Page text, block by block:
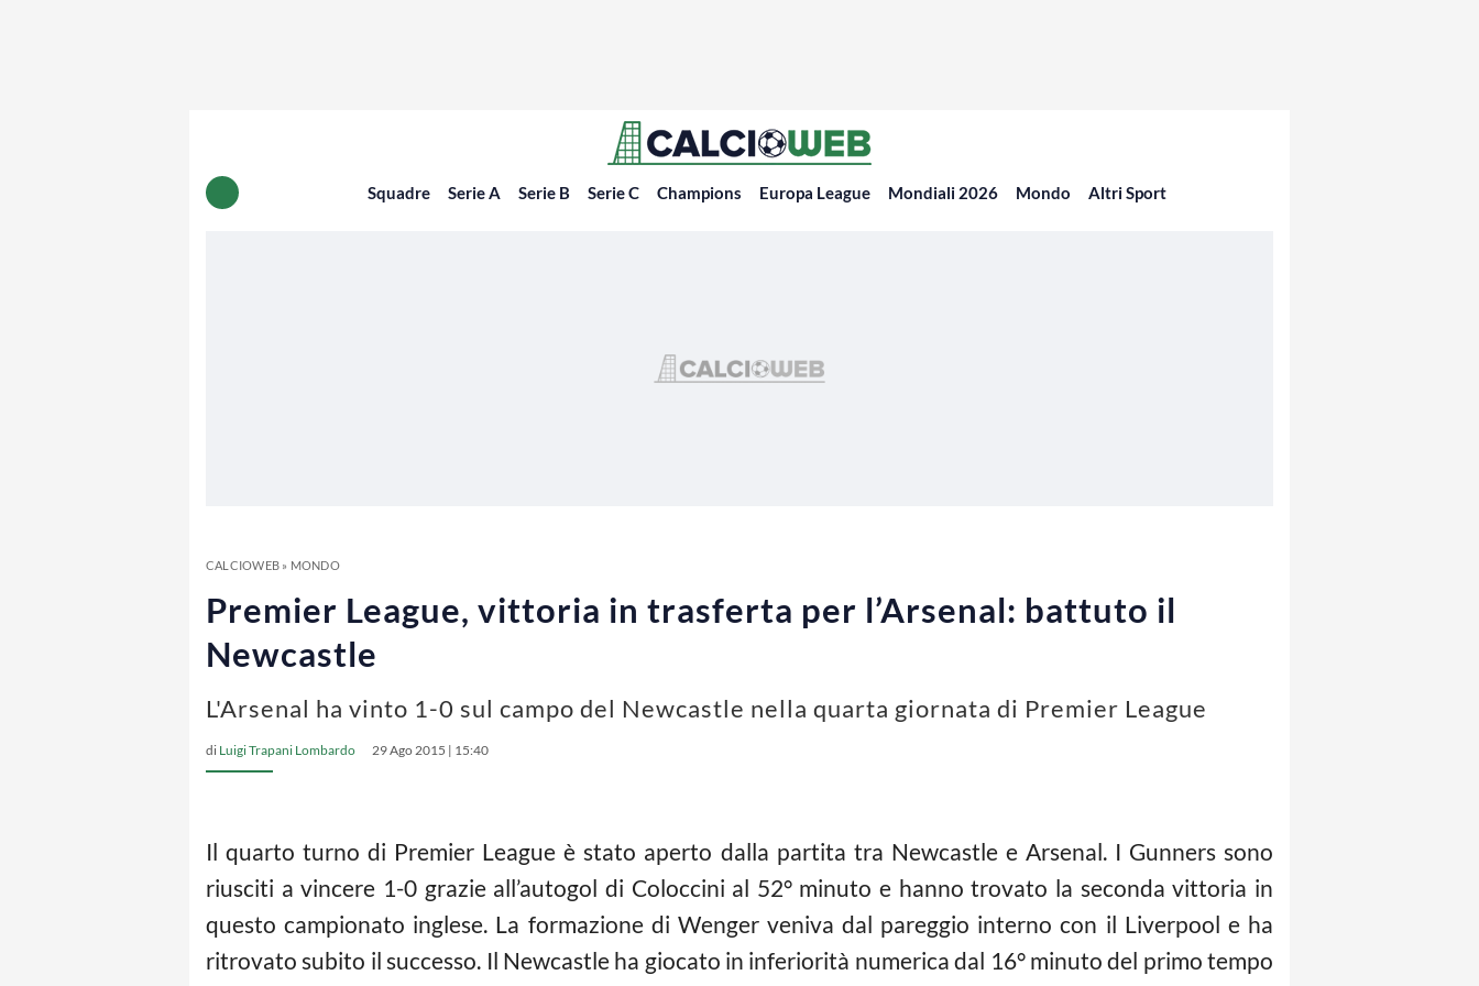
Squadre Serie A Serie B Serie C Champions Europa League Mondiali 2026 Mondo Altri Sport
CALCIOWEB» MONDO
Premier League, vittoria in trasferta per l’Arsenal: battuto il
Newcastle
L'Arsenal ha vinto 1-0 sul campo del Newcastle nella quarta giornata di Premier League
di Luigi Trapani Lombardo 29 Ago 2015 | 15:40
Il quarto turno di Premier League è stato aperto dalla partita tra Newcastle e Arsenal. I Gunners sono
riusciti a vincere 1-0 grazie all’autogol di Coloccini al 52° minuto e hanno trovato la seconda vittoria in
questo campionato inglese. La formazione di Wenger veniva dal pareggio interno con il Liverpool e ha
ritrovato subito il successo. Il Newcastle ha giocato in inferiorità numerica dal 16° minuto del primo tempo